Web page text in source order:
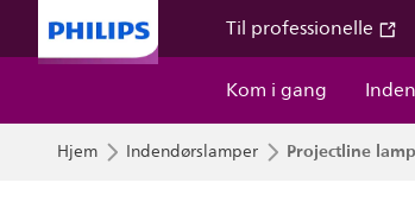
Til professionelle
Kom i gang
Hjem Indendørslamper Projectline